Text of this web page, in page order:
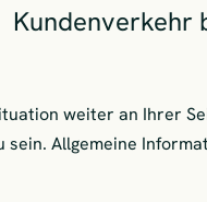
Kundenverkehr
weiter an Ihrer
sein. Allgemeine